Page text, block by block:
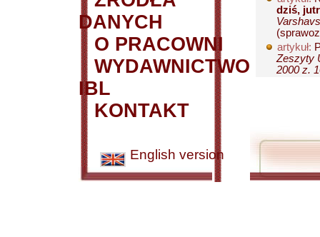
DANYCH
O PRACOWNI
WYDAWNICTWO
IBL
KONTAKT
English version
dziś,
artykuł:
Zeszyty
2000 z.